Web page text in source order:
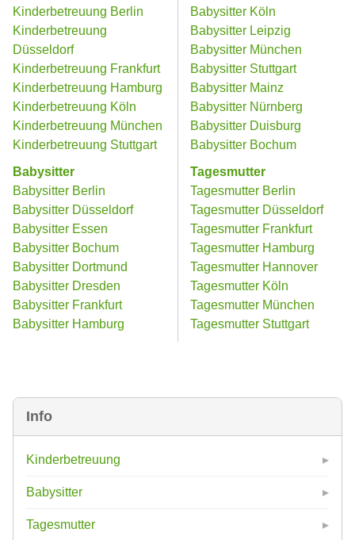
Info
Kinderbetreuung
Babysitter
Tagesmutter
Kinderbetreuung Berlin
Kinderbetreuung
Düsseldorf
Kinderbetreuung Frankfurt
Kinderbetreuung Hamburg
Kinderbetreuung Köln
Kinderbetreuung München
Kinderbetreuung Stuttgart
Babysitter
Babysitter Berlin
Babysitter Düsseldorf
Babysitter Essen
Babysitter Bochum
Babysitter Dortmund
Babysitter Dresden
Babysitter Frankfurt
Babysitter Hamburg
Babysitter Köln
Babysitter Leipzig
Babysitter München
Babysitter Stuttgart
Babysitter Mainz
Babysitter Nürnberg
Babysitter Duisburg
Babysitter Bochum
Tagesmutter
Tagesmutter Berlin
Tagesmutter Düsseldorf
Tagesmutter Frankfurt
Tagesmutter Hamburg
Tagesmutter Hannover
Tagesmutter Köln
Tagesmutter München
Tagesmutter Stuttgart